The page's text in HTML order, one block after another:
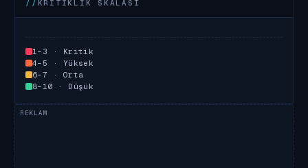
KRITIKLIK SKALASI
1–3 · Kritik
4–5 · Yüksek
6–7 · Orta
8–10 · Düşük